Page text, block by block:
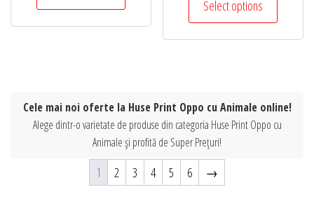
Select options
Cele mai noi oferte la Huse Print Oppo cu Animale online!
Alege dintr-o varietate de produse din categoria Huse Print Oppo cu
Animale și profită de Super Prețuri!
1 2 3 4 5 6 →